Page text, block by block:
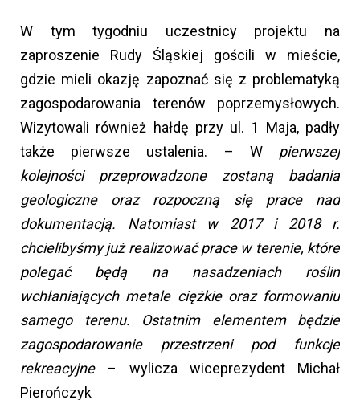
W tym tygodniu uczestnicy projektu na
zaproszenie Rudy Śląskiej gościli w mieście,
gdzie mieli okazję zapoznać się z problematyką
zagospodarowania terenów poprzemysłowych.
Wizytowali również hałdę przy ul. 1 Maja, padły
także pierwsze ustalenia. – Wpierwszej
kolejności przeprowadzone zostaną badania
geologiczne oraz rozpoczną się prace nad
dokumentacją. Natomiast w 2017 i 2018 r.
chcielibyśmy już realizować prace w terenie, które
polegać będą na nasadzeniach roślin
wchłaniających metale ciężkie oraz formowaniu
samego terenu. Ostatnim elementem będzie
zagospodarowanie przestrzeni pod funkcje
rekreacyjne – wylicza wiceprezydent Michał
Pierończyk